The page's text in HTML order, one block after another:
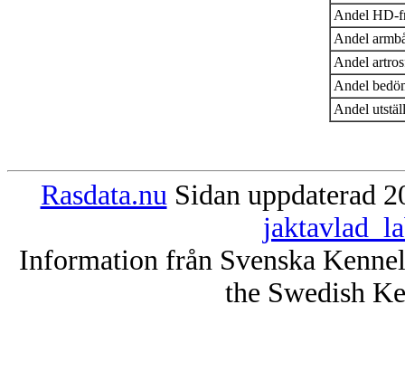
Andel HD-
Andel
Andel
Andel
Andel
Rasdata.nuSidan uppdaterad
Information från Svenska
the Swedish